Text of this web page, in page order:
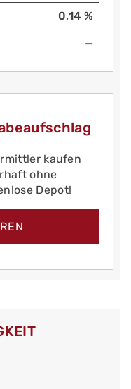
0,14 %
—
kaufen
ohne
Depot!